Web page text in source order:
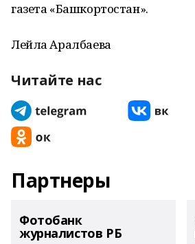
газета «Башкортостан».
Лейла Аралбаева
Читайте нас
Партнеры
Фотобанк
журналистов РБ